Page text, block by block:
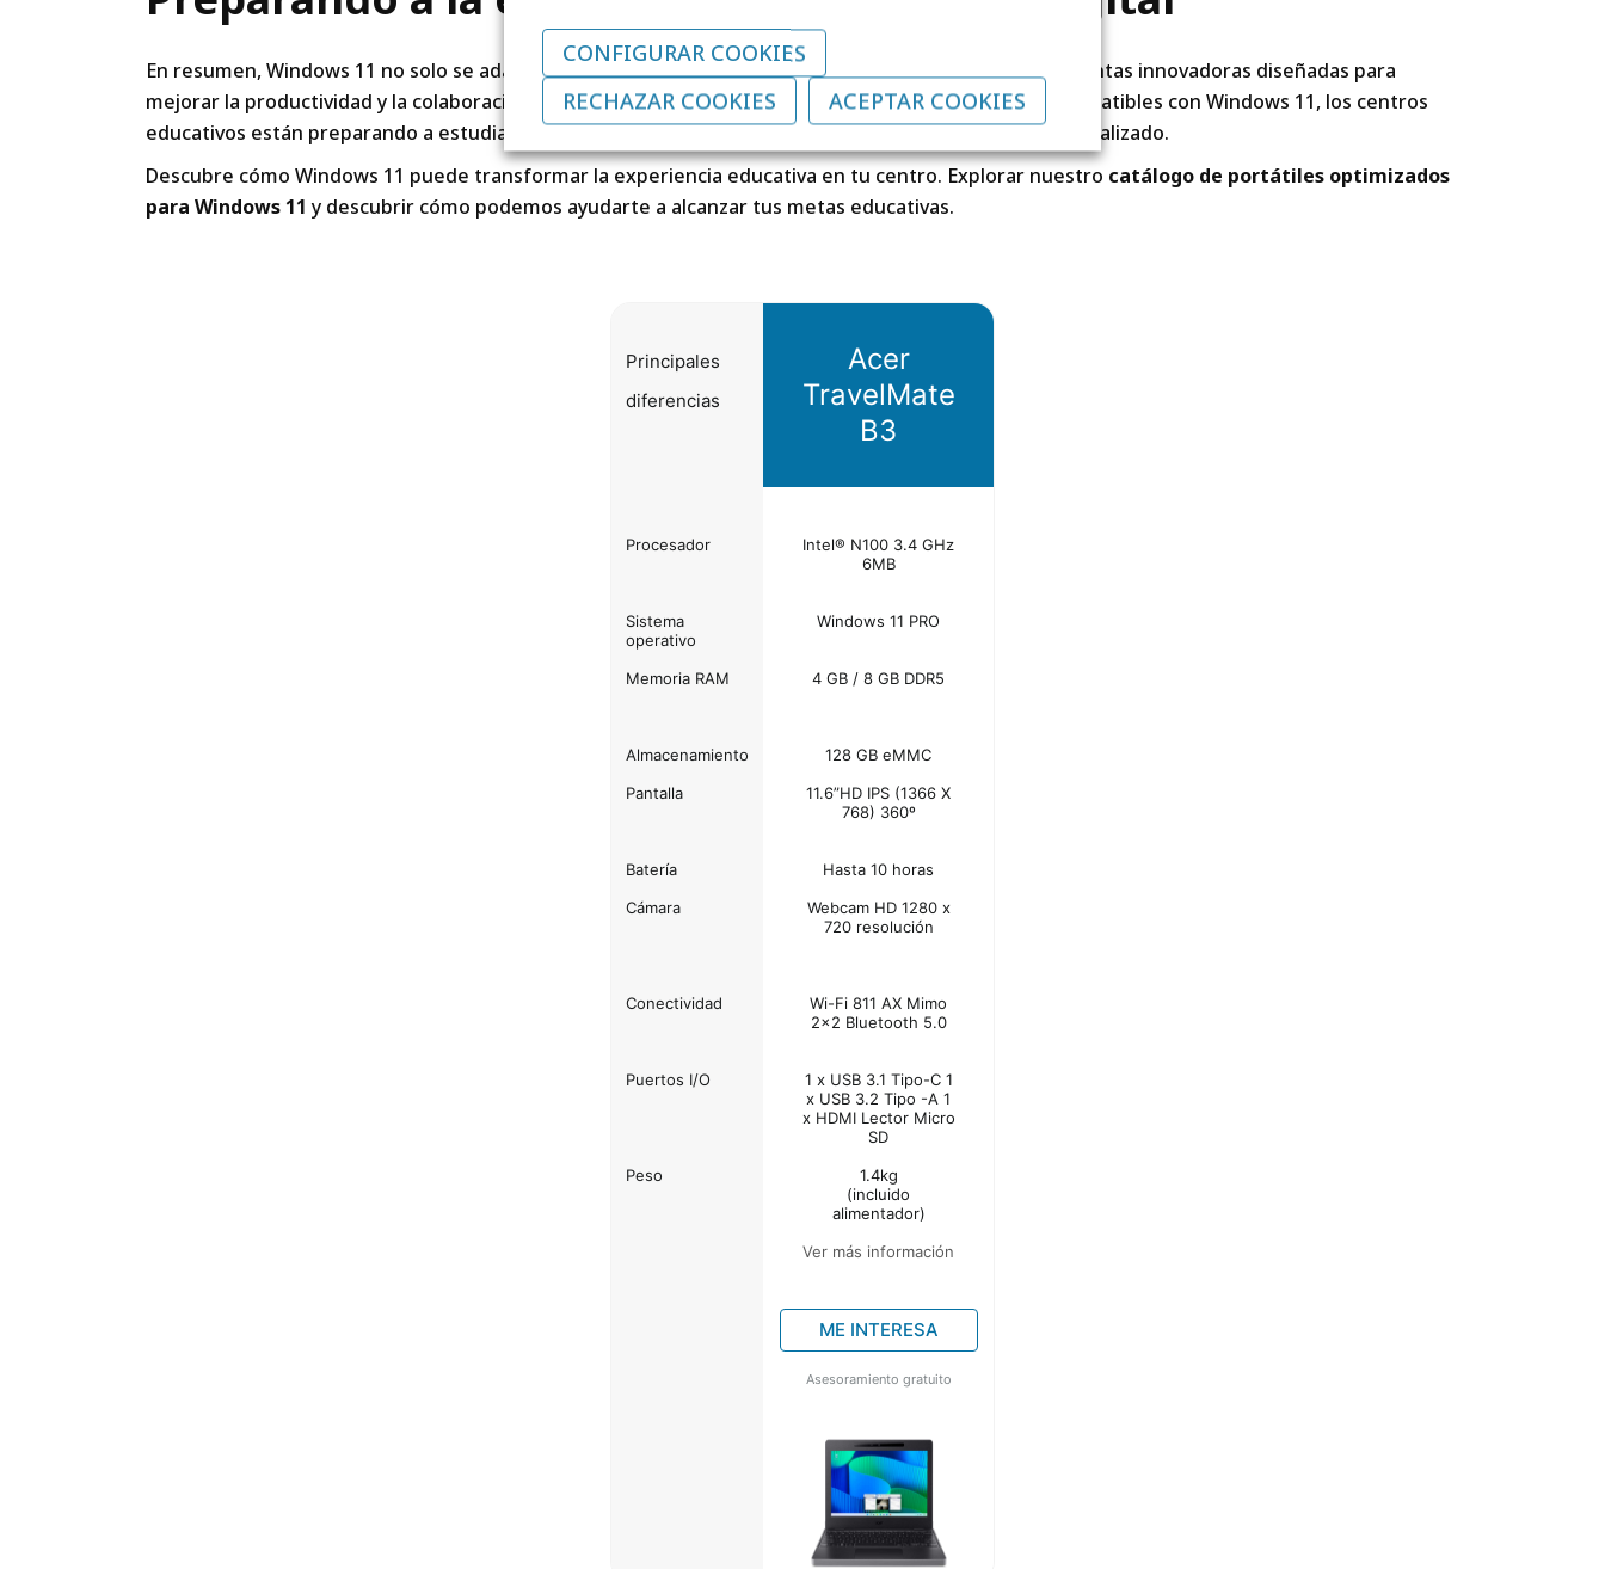
En resumen, Windows 11 no solo se adapta al aprendizaje moderno, sino que lo potencia con herramientas innovadoras diseñadas para
mejorar la productividad y la colaboración en cualquier entorno educativo. Al adoptar dispositivos compatibles con Windows 11, los centros
educativos están preparando a estudiantes y educadores para el éxito en un mundo cada vez más digitalizado.
Descubre cómo Windows 11 puede transformar la experiencia educativa en tu centro. Explorar nuestro catálogo de portátiles optimizados
para Windows 11 y descubrir cómo podemos ayudarte a alcanzar tus metas educativas.
Principales
diferencias
Procesador
Sistema
operativo
Memoria RAM
Almacenamiento
Pantalla
Batería
Cámara
Conectividad
Puertos I/O
Peso
Acer
TravelMate
B3
Intel® N100 3.4 GHz
6MB
Windows 11 PRO
4 GB / 8 GB DDR5
128 GB eMMC
11.6”HD IPS (1366 X
768) 360º
Hasta 10 horas
Webcam HD 1280 x
720 resolución
Wi-Fi 811 AX Mimo
2x2 Bluetooth 5.0
1 x USB 3.1 Tipo-C 1
x USB 3.2 Tipo -A 1
x HDMI Lector Micro
SD
1.4kg
(incluido
alimentador)
Ver más información
ME INTERESA
Asesoramiento gratuito
CONFIGURAR COOKIES
RECHAZAR COOKIES
ACEPTAR COOKIES